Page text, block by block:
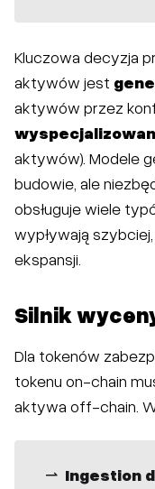
Kluczowa decyzja
aktywów jest
aktywów przez
aktywów). Modele
budowie, ale
obsługuje wiele
wypływają
ekspansji.
Silnik
Dla tokenów
tokenu on-chain
aktywa off-chain.
Ingestion